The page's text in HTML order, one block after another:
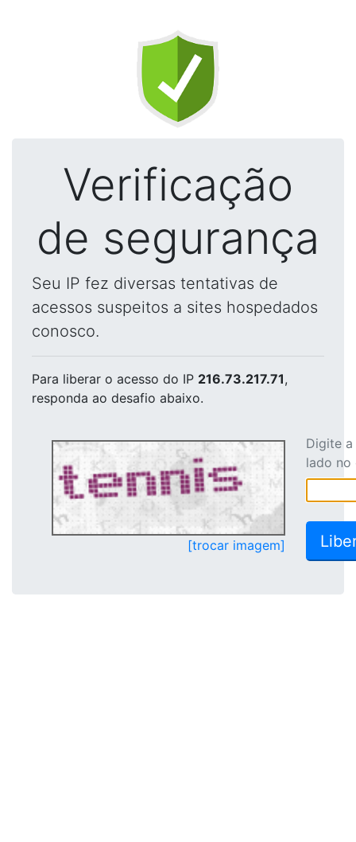
Verificação
de segurança
Seu IP fez diversas tentativas de
acessos suspeitos a sites hospedados
conosco.
Para liberar o acesso do IP 216.73.217.71,
responda ao desafio abaixo.
[trocar imagem]
Digite
lado no